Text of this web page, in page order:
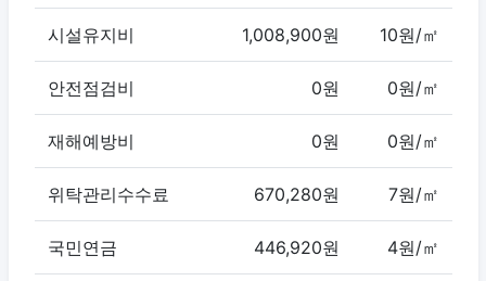
시설유지비 1,008,900원 10원/㎡
안전점검비 0원 0원/㎡
재해예방비 0원 0원/㎡
위탁관리수수료 670,280원 7원/㎡
국민연금 446,920원 4원/㎡